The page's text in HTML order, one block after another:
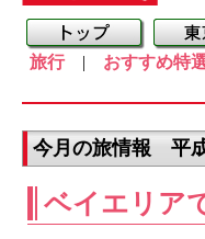
旅行| おすすめ特
今月の旅情報 平
ベイエリア